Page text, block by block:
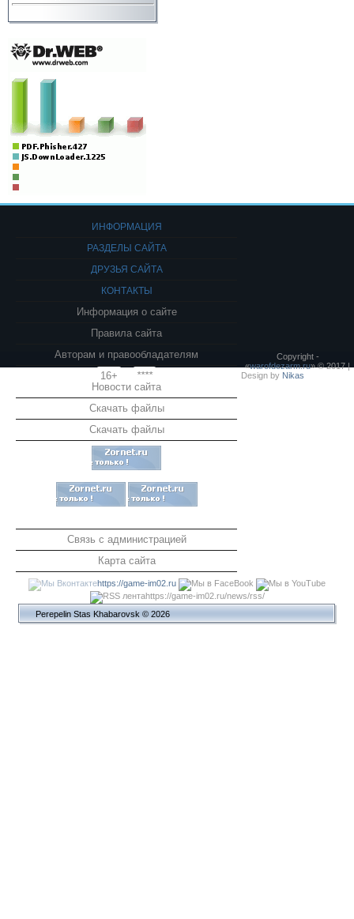
ИНФОРМАЦИЯ
РАЗДЕЛЫ САЙТА
ДРУЗЬЯ САЙТА
КОНТАКТЫ
Информация о сайте
Правила сайта
Авторам и правообладателям
16+
****
Новости сайта
Скачать файлы
Скачать файлы
Связь с администрацией
Карта сайта
Copyright -
«warofdezarm.ru» © 2017 |
Design by Nikas
https://game-im02.ru
https://game-im02.ru/news/rss/
Perepelin Stas Khabarovsk © 2026